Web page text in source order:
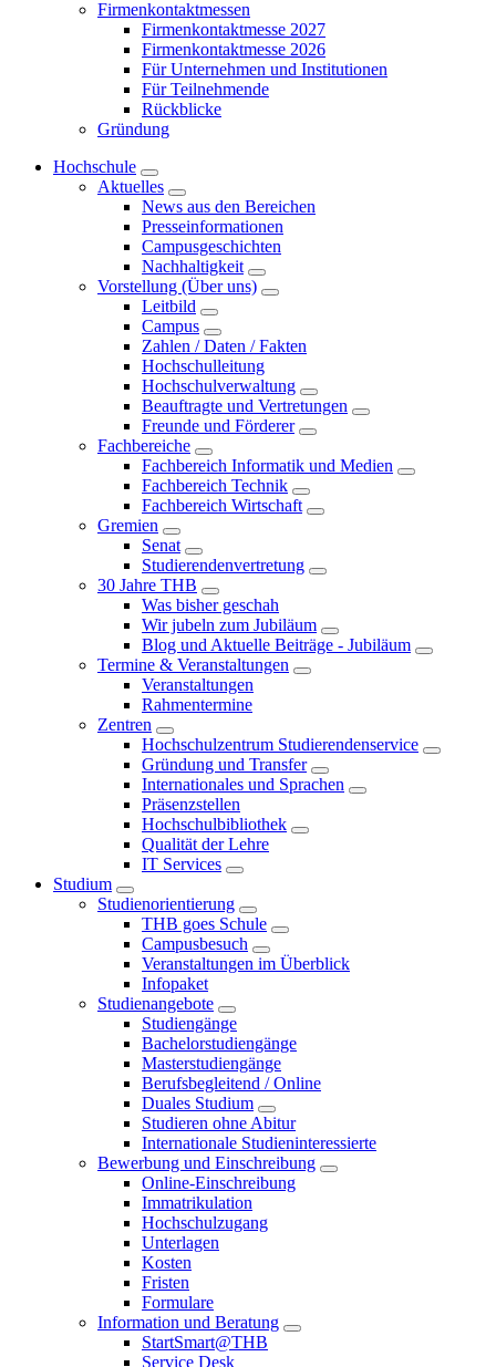
Firmenkontaktmessen
Firmenkontaktmesse 2027
Firmenkontaktmesse 2026
Für Unternehmen und Institutionen
Für Teilnehmende
Rückblicke
Gründung
Hochschule
Aktuelles
News aus den Bereichen
Presseinformationen
Campusgeschichten
Nachhaltigkeit
Vorstellung (Über uns)
Leitbild
Campus
Zahlen / Daten / Fakten
Hochschulleitung
Hochschulverwaltung
Beauftragte und Vertretungen
Freunde und Förderer
Fachbereiche
Fachbereich Informatik und Medien
Fachbereich Technik
Fachbereich Wirtschaft
Gremien
Senat
Studierendenvertretung
30 Jahre THB
Was bisher geschah
Wir jubeln zum Jubiläum
Blog und Aktuelle Beiträge - Jubiläum
Termine & Veranstaltungen
Veranstaltungen
Rahmentermine
Zentren
Hochschulzentrum Studierendenservice
Gründung und Transfer
Internationales und Sprachen
Präsenzstellen
Hochschulbibliothek
Qualität der Lehre
IT Services
Studium
Studienorientierung
THB goes Schule
Campusbesuch
Veranstaltungen im Überblick
Infopaket
Studienangebote
Studiengänge
Bachelorstudiengänge
Masterstudiengänge
Berufsbegleitend / Online
Duales Studium
Studieren ohne Abitur
Internationale Studieninteressierte
Bewerbung und Einschreibung
Online-Einschreibung
Immatrikulation
Hochschulzugang
Unterlagen
Kosten
Fristen
Formulare
Information und Beratung
StartSmart@THB
Service Desk